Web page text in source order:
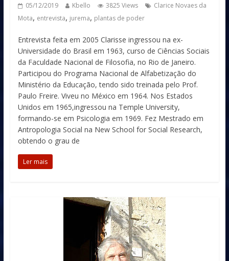
05/12/2019 Kbello 3825 Views
Clarice Novaes da
Mota, entrevista, jurema, plantas de poder
Entrevista feita em 2005 Clarisse ingressou na ex-
Universidade do Brasil em 1963, curso de Ciências Sociais
da Faculdade Nacional de Filosofia, no Rio de Janeiro.
Participou do Programa Nacional de Alfabetização do
Ministério da Educação, tendo sido treinada pelo Prof.
Paulo Freire. Viveu no México em 1964. Nos Estados
Unidos em 1965,ingressou na Temple University,
formando-se em Psicologia em 1969. Fez Mestrado em
Antropologia Social na New School for Social Research,
obtendo o grau de
Ler mais